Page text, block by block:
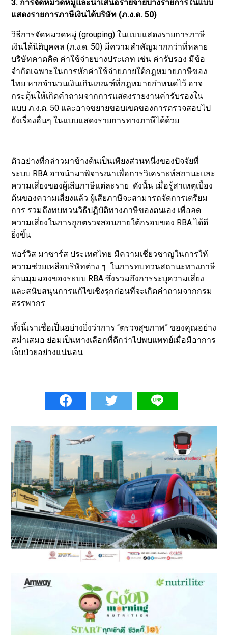
3. การจัดหมวดหมู่และนำเสนอรายจ่ายบางรายการในแบบ
แสดงรายการภาษีเงินได้บริษัท (ภ.ง.ด. 50)
วิธีการจัดหมวดหมู่ (grouping) ในแบบแสดงรายการภาษี
เงินได้นิติบุคคล (ภ.ง.ด. 50) มีความสำคัญมากกว่าที่หลาย
บริษัทคาดคิด ค่าใช้จ่ายบางประเภท เช่น ค่ารับรอง มีข้อ
จำกัดเฉพาะในการหักค่าใช้จ่ายภายใต้กฎหมายภาษีของ
ไทย หากจำนวนเงินเกินเกณฑ์ที่กฎหมายกำหนดไว้ อาจ
กระตุ้นให้เกิดคำถามจากการแสดงรายงานค่ารับรองใน
แบบ ภ.ง.ด. 50 และอาจขยายขอบเขตของการตรวจสอบไป
ยังเรื่องอื่นๆ ในแบบแสดงรายการทางภาษีได้ด้วย
ตัวอย่างที่กล่าวมาข้างต้นเป็นเพียงส่วนหนึ่งของปัจจัยที่
ระบบ RBA อาจนำมาพิจารณาเพื่อการวิเคราะห์สถานะและ
ความเสี่ยงของผู้เสียภาษีแต่ละราย ดังนั้น เมื่อรู้สาเหตุเบื้อง
ต้นของความเสี่ยงแล้ว ผู้เสียภาษีจะสามารถจัดการเตรียม
การ รวมถึงทบทวนวิธีปฏิบัติทางภาษีของตนเอง เพื่อลด
ความเสี่ยงในการถูกตรวจสอบภายใต้กรอบของ RBA ได้ดี
ยิ่งขึ้น
ฟอร์วิส มาซาร์ส ประเทศไทย มีความเชี่ยวชาญในการให้
ความช่วยเหลือบริษัทต่าง ๆ ในการทบทวนสถานะทางภาษี
ผ่านมุมมองของระบบ RBA ซึ่งรวมถึงการระบุความเสี่ยง
และสนับสนุนการแก้ไขเชิงรุกก่อนที่จะเกิดคำถามจากกรม
สรรพากร
ทั้งนี้เราเชื่อเป็นอย่างยิ่งว่าการ “ตรวจสุขภาพ” ของคุณอย่าง
สม่ำเสมอ ย่อมเป็นทางเลือกที่ดีกว่าไปพบแพทย์เมื่อมีอาการ
เจ็บป่วยอย่างแน่นอน